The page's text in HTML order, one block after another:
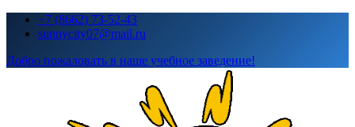
Перейти+7 (8662) 73-52-43
sunnycity07@mail.ru
Добро пожаловать в наше учебное заведение!